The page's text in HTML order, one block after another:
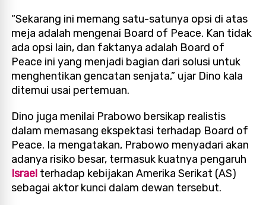
“Sekarang ini memang satu-satunya opsi di atas
meja adalah mengenai Board of Peace. Kan tidak
ada opsi lain, dan faktanya adalah Board of
Peace ini yang menjadi bagian dari solusi untuk
menghentikan gencatan senjata,” ujar Dino kala
ditemui usai pertemuan.
Dino juga menilai Prabowo bersikap realistis
dalam memasang ekspektasi terhadap Board of
Peace. Ia mengatakan, Prabowo menyadari akan
adanya risiko besar, termasuk kuatnya pengaruh
Israel terhadap kebijakan Amerika Serikat (AS)
sebagai aktor kunci dalam dewan tersebut.